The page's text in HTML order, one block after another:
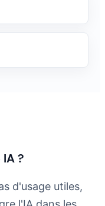
?
d'usage utiles,